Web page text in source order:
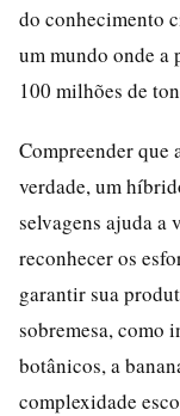
do conhecimento
um mundo onde a
100 milhões de
Compreender que
verdade, um
selvagens ajuda a
reconhecer os
garantir sua
sobremesa, como
botânicos, a
complexidade